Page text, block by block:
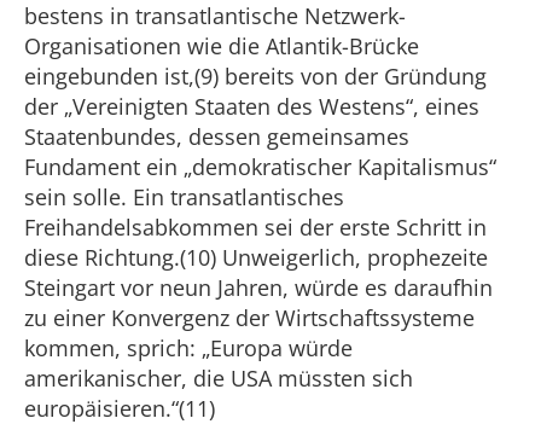
bestens in transatlantische Netzwerk-
Organisationen wie die Atlantik-Brücke
eingebunden ist,(9) bereits von der Gründung
der „Vereinigten Staaten des Westens“, eines
Staatenbundes, dessen gemeinsames
Fundament ein „demokratischer Kapitalismus“
sein solle. Ein transatlantisches
Freihandelsabkommen sei der erste Schritt in
diese Richtung.(10) Unweigerlich, prophezeite
Steingart vor neun Jahren, würde es daraufhin
zu einer Konvergenz der Wirtschaftssysteme
kommen, sprich: „Europa würde
amerikanischer, die USA müssten sich
europäisieren.“(11)